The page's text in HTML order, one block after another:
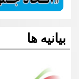
بیانیه ها